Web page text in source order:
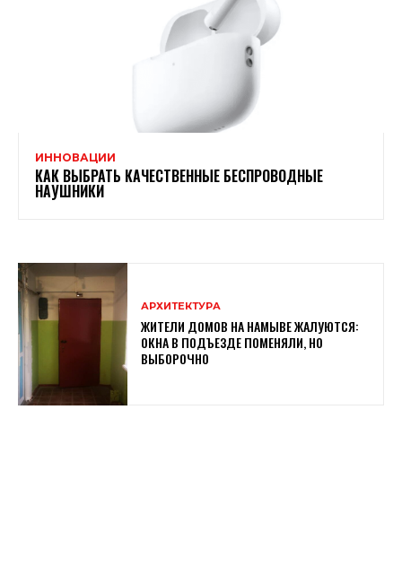
ИННОВАЦИИ
КАК ВЫБРАТЬ КАЧЕСТВЕННЫЕ БЕСПРОВОДНЫЕ
НАУШНИКИ
АРХИТЕКТУРА
ЖИТЕЛИ ДОМОВ НА НАМЫВЕ ЖАЛУЮТСЯ:
ОКНА В ПОДЪЕЗДЕ ПОМЕНЯЛИ, НО
ВЫБОРОЧНО